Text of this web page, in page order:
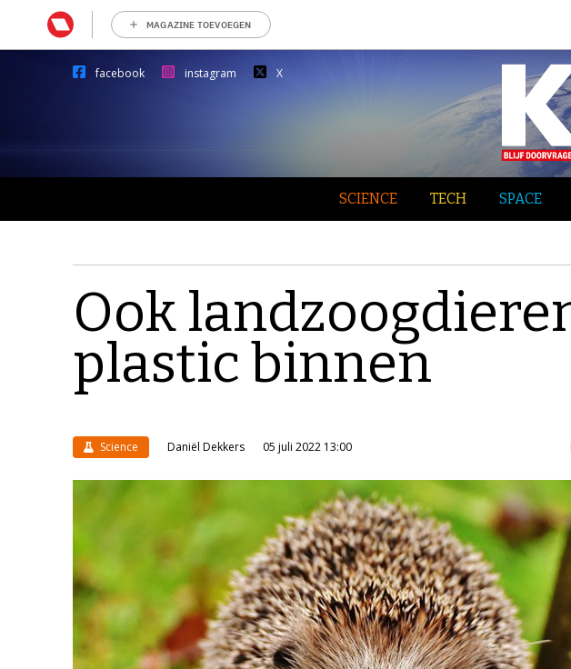
MAGAZINE TOEVOEGEN
facebook instagram X
SCIENCE TECH SPACE
Ook
plastic binnen
Science Daniël Dekkers 05 juli 2022 13:00